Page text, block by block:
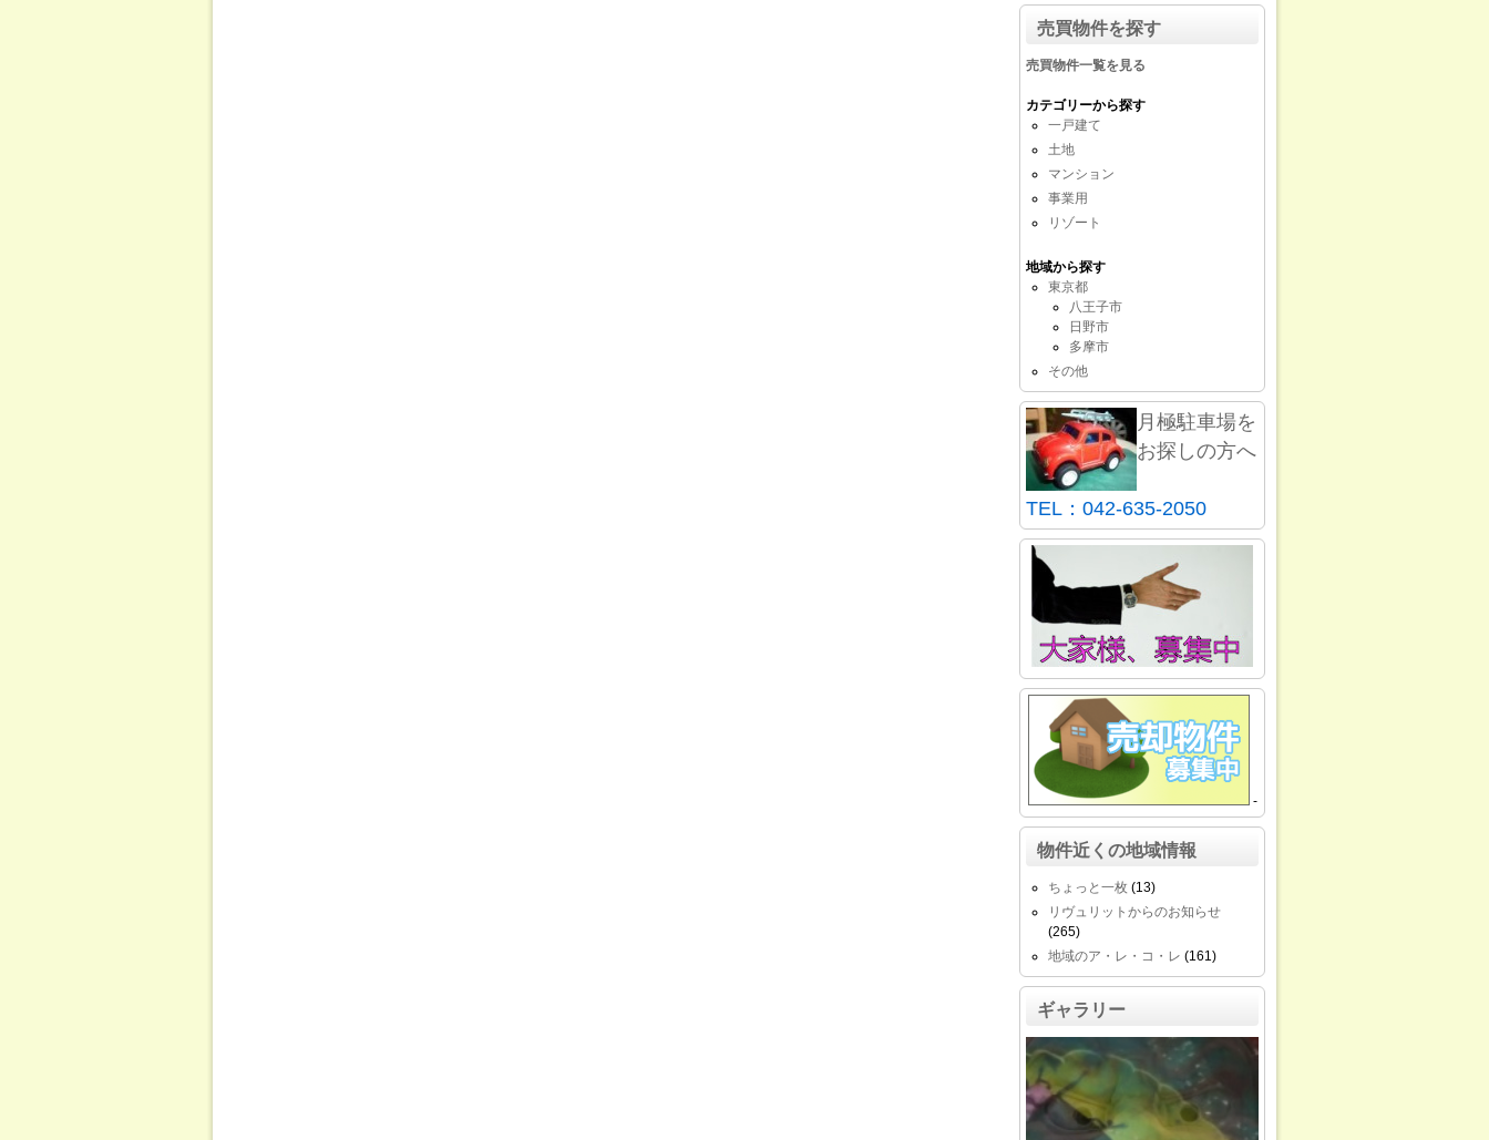
売買物件を探す
売買物件一覧を見る
カテゴリーから探す
一戸建て
土地
マンション
事業用
リゾート
地域から探す
東京都
八王子市
日野市
多摩市
その他
月極駐車場を
お探しの方へ
TEL：042-635-2050
-
物件近くの地域情報
ちょっと一枚 (13)
リヴュリットからのお知らせ
(265)
地域のア・レ・コ・レ (161)
ギャラリー